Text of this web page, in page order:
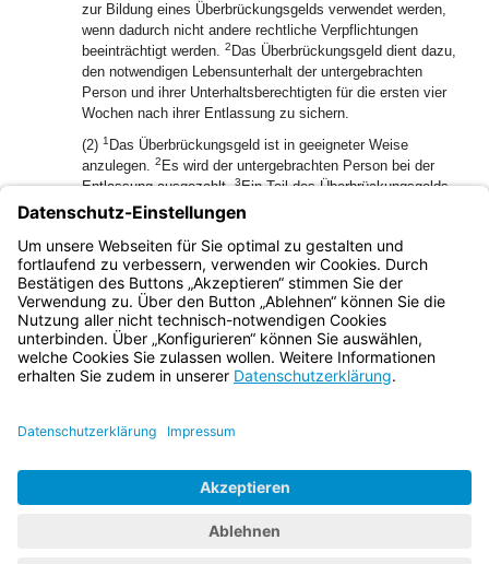
zur Bildung eines Überbrückungsgelds verwendet werden,
wenn dadurch nicht andere rechtliche Verpflichtungen
beeinträchtigt werden. 2 Das Überbrückungsgeld dient dazu,
den notwendigen Lebensunterhalt der untergebrachten
Person und ihrer Unterhaltsberechtigten für die ersten vier
Wochen nach ihrer Entlassung zu sichern.
(2) 1 Das Überbrückungsgeld ist in geeigneter Weise
anzulegen. 2 Es wird der untergebrachten Person bei der
Entlassung ausgezahlt.3Ein Teil des Überbrückungsgelds
kann der untergebrachten Person auch ausgezahlt werden,
wenn ihr eine Beurlaubung gewährt wird oder wenn sie es
für sonstige Ausgaben, die ihrer Eingliederung dienen,
benötigt.
Bayern.de
BayernPortal
Impressum